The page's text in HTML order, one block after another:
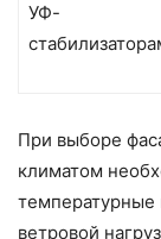
УФ-
При выборе
климатом
температурные
ветровой